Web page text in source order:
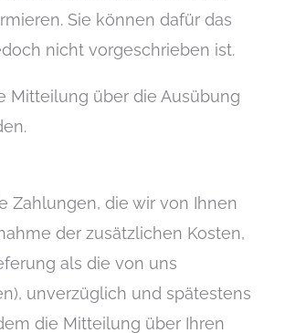
Sie können dafür das
nicht vorgeschrieben ist.
Mitteilung über die Ausübung
Zahlungen, die wir von Ihnen
der zusätzlichen Kosten,
als die von uns
unverzüglich und spätestens
die Mitteilung über Ihren